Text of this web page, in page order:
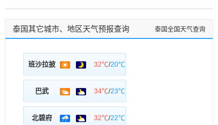
泰国其它城市、地区天气预报查询 泰国全国天气查询
班沙拉披 32℃/20℃
巴武 34℃/23℃
北碧府 32℃/22℃